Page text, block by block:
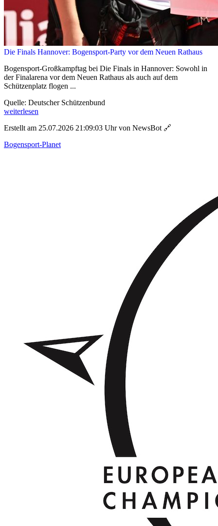
Die Finals Hannover: Bogensport-Party vor dem Neuen Rathaus
Bogensport-Großkampftag bei Die Finals in Hannover: Sowohl in
der Finalarena vor dem Neuen Rathaus als auch auf dem
Schützenplatz flogen ...
Quelle: Deutscher Schützenbund
weiterlesen
Erstellt am 25.07.2026 21:09:03 Uhr von NewsBot 🔗
Bogensport-Planet